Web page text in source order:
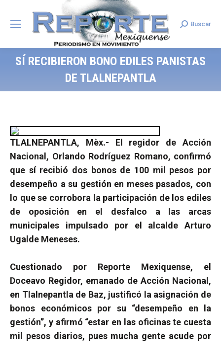
Search:
Buscar
SÍ RECIBIERON BONO EDILES PANISTAS
DE TLALNEPANTLA
TLALNEPANTLA, Mèx.- El regidor de Acción
Nacional, Orlando Rodríguez Romano, confirmó
que sí recibió dos bonos de 100 mil pesos por
desempeño a su gestión en meses pasados, con
lo que se corrobora la participación de los ediles
de oposición en el desfalco a las arcas
municipales impulsado por el alcalde Arturo
Ugalde Meneses.
Cuestionado por Reporte Mexiquense, el
Doceavo Regidor, emanado de Acción Nacional,
en Tlalnepantla de Baz, justificó la asignación de
bonos económicos por su “desempeño en la
gestión”, y afirmó “estar en las oficinas te cuesta
mil pesos diarios, pues mucha gente acude por